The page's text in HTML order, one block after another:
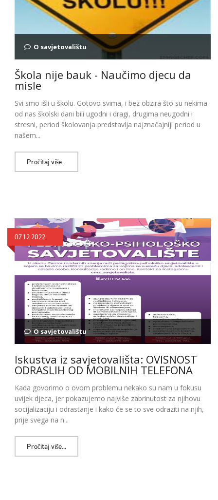
O savjetovalištu
Škola nije bauk - Naučimo djecu da
misle
Svi smo išli u školu. Gotovo svima, i bez obzira što su nekima
od nas školski dani bili ugodni i dragi, drugima neugodni i
stresni, period školovanja predstavlja najznačajniji period u
našem...
Pročitaj više...
07.12.2022
O savjetovalištu
Iskustva iz savjetovališta: OVISNOST
ODRASLIH OD MOBILNIH TELEFONA
Kada govorimo o ovom problemu nekako su nam u fokusu
uvijek djeca, jer pokazujemo najviše zabrinutost za njihovu
socijalizaciju i odrastanje i kako će se to sve odraziti na njih,
prije svega na n...
Pročitaj više...